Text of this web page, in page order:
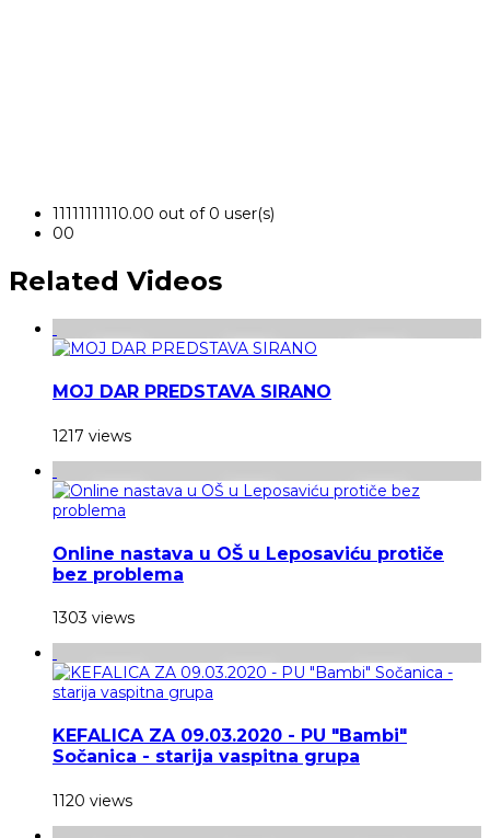
11111111110.00 out of 0 user(s)
00
Related Videos
MOJ DAR PREDSTAVA SIRANO
1217 views
Online nastava u OŠ u Leposaviću protiče
bez problema
1303 views
KEFALICA ZA 09.03.2020 - PU "Bambi"
Sočanica - starija vaspitna grupa
1120 views